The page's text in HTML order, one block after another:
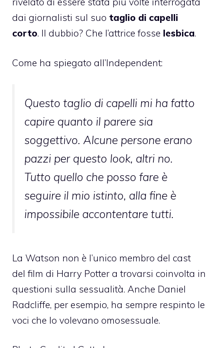
dai giornalisti sul suo taglio di capelli
corto. Il dubbio? Che l’attrice fosse lesbica.
Come ha spiegato all’Independent:
Questo taglio di capelli mi ha fatto
capire quanto il parere sia
soggettivo. Alcune persone erano
pazzi per questo look, altri no.
Tutto quello che posso fare è
seguire il mio istinto, alla fine è
impossibile accontentare tutti.
La Watson non è l’unico membro del cast
del film di Harry Potter a trovarsi coinvolta in
questioni sulla sessualità. Anche Daniel
Radcliffe, per esempio, ha sempre respinto le
voci che lo volevano omosessuale.